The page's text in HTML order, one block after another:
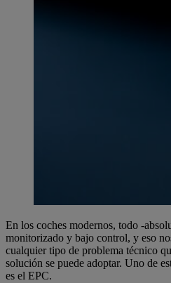
En los coches modernos, todo -
monitorizado y bajo control, y eso
cualquier tipo de problema técnico
solución se puede adoptar. Uno de
es el EPC.